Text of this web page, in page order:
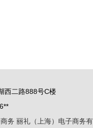
西二路888号C楼
务 丽礼（上海）电子商务有